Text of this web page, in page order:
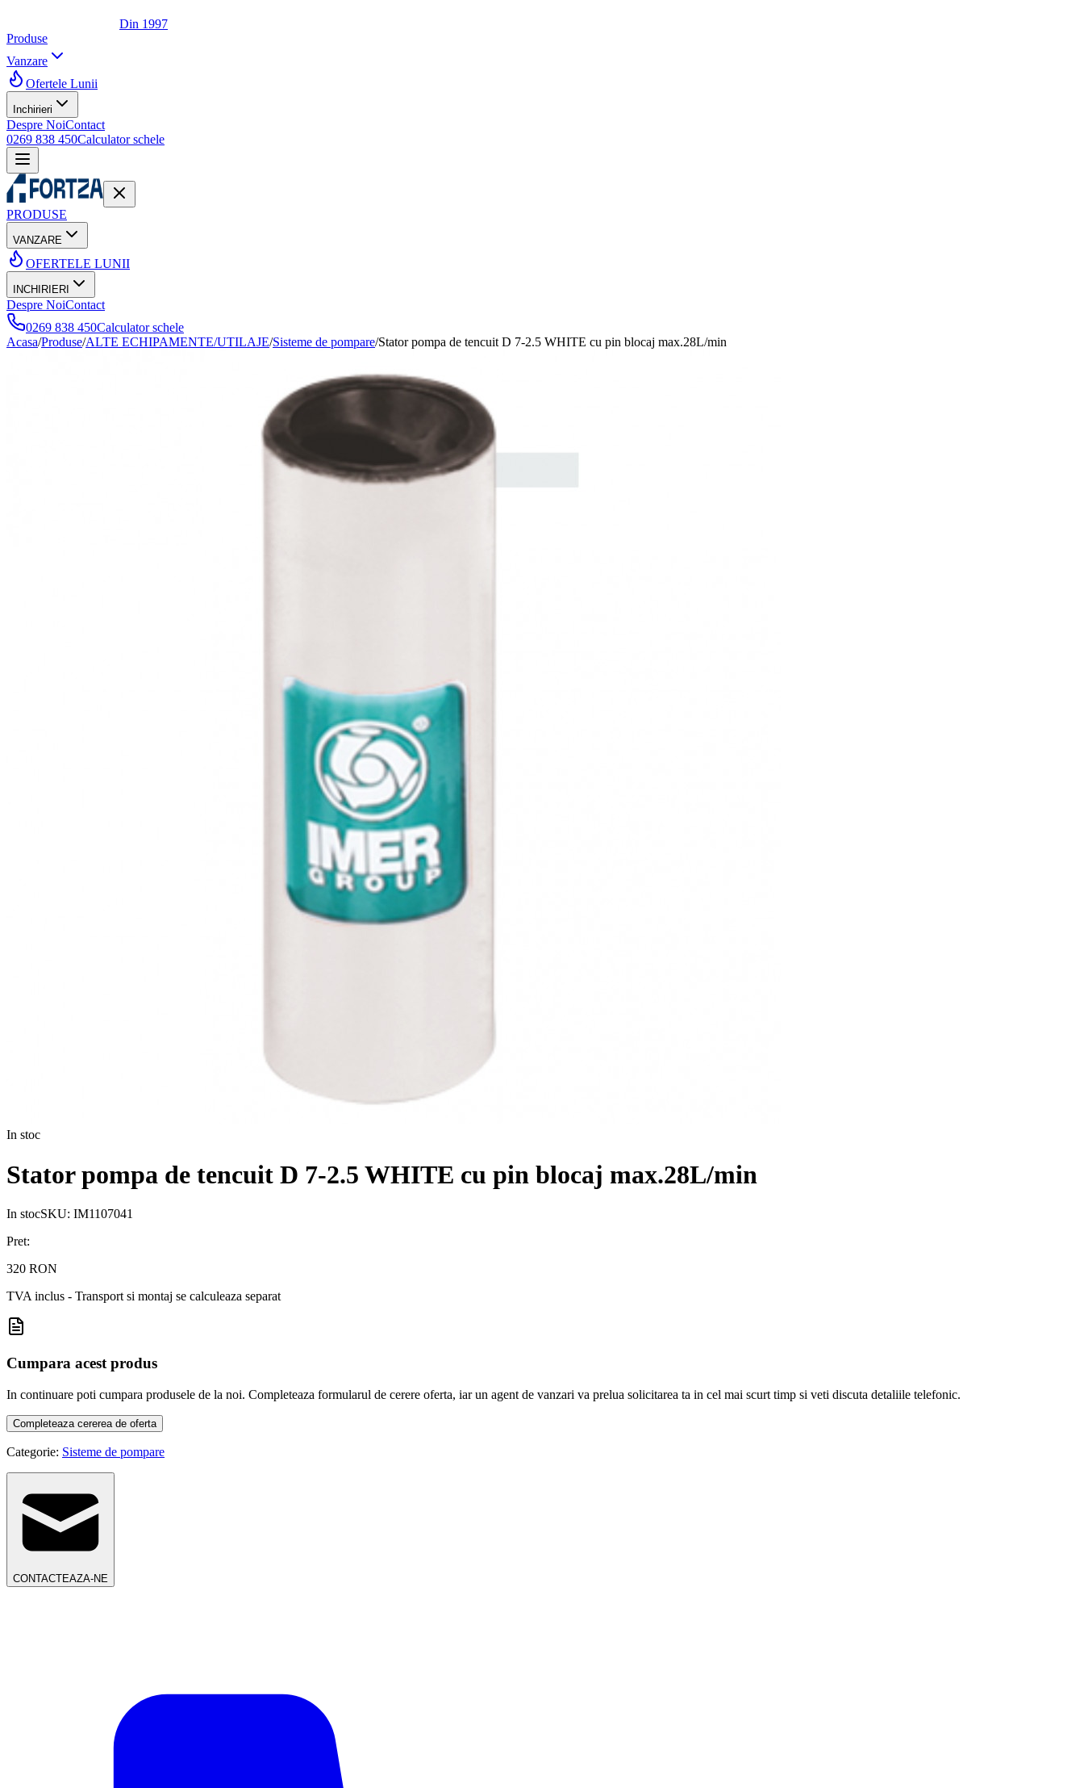
Din 1997
Produse
Vanzare
Ofertele Lunii
Inchirieri
Despre NoiContact
0269 838 450Calculator schele
PRODUSE
VANZARE
OFERTELE LUNII
INCHIRIERI
Despre NoiContact
0269 838 450Calculator schele
Acasa/Produse/ALTE ECHIPAMENTE/UTILAJE/Sisteme de pompare/Stator pompa de tencuit D 7-2.5 WHITE cu pin blocaj max.28L/min
In stoc
Stator pompa de tencuit D 7-2.5 WHITE cu pin blocaj max.28L/min
In stocSKU: IM1107041
Pret:
320 RON
TVA inclus - Transport si montaj se calculeaza separat
Cumpara acest produs
In continuare poti cumpara produsele de la noi. Completeaza formularul de cerere oferta, iar un agent de vanzari va prelua solicitarea ta in cel mai scurt timp si veti discuta detaliile telefonic.
Completeaza cererea de oferta
Categorie: Sisteme de pompare
CONTACTEAZA-NE